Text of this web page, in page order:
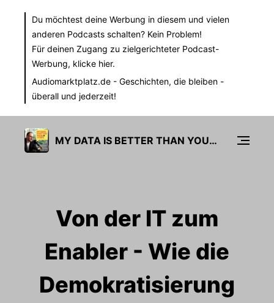
Du möchtest deine Werbung in diesem und vielen
anderen Podcasts schalten? Kein Problem!
Für deinen Zugang zu zielgerichteter Podcast-
Werbung, klicke hier.
Audiomarktplatz.de - Geschichten, die bleiben -
überall und jederzeit!
MY DATA IS BETTER THAN YOURS
Von der IT zum
Enabler - Wie die
Demokratisierung